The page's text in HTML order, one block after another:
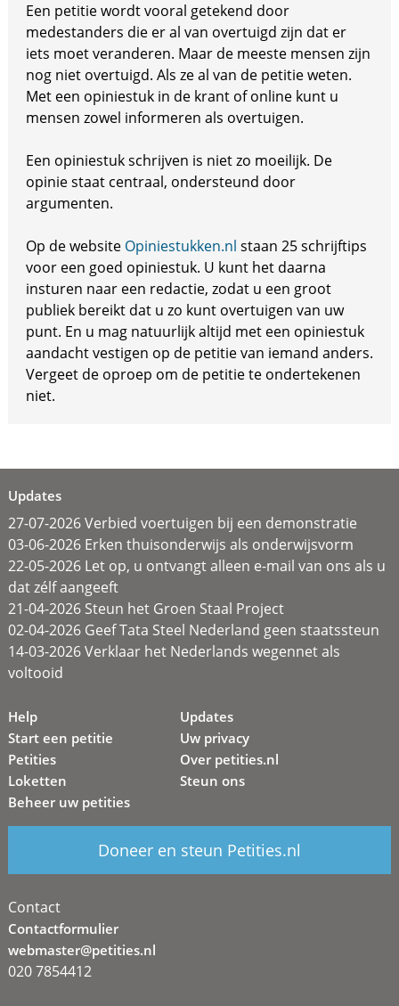
Een petitie wordt vooral getekend door
medestanders die er al van overtuigd zijn dat er
iets moet veranderen. Maar de meeste mensen zijn
nog niet overtuigd. Als ze al van de petitie weten.
Met een opiniestuk in de krant of online kunt u
mensen zowel informeren als overtuigen.
Een opiniestuk schrijven is niet zo moeilijk. De
opinie staat centraal, ondersteund door
argumenten.
Op de website Opiniestukken.nl staan 25 schrijftips
voor een goed opiniestuk. U kunt het daarna
insturen naar een redactie, zodat u een groot
publiek bereikt dat u zo kunt overtuigen van uw
punt. En u mag natuurlijk altijd met een opiniestuk
aandacht vestigen op de petitie van iemand anders.
Vergeet de oproep om de petitie te ondertekenen
niet.
Updates
27-07-2026 Verbied voertuigen bij een demonstratie
03-06-2026 Erken thuisonderwijs als onderwijsvorm
22-05-2026 Let op, u ontvangt alleen e-mail van ons als u
dat zélf aangeeft
21-04-2026 Steun het Groen Staal Project
02-04-2026 Geef Tata Steel Nederland geen staatssteun
14-03-2026 Verklaar het Nederlands wegennet als
voltooid
Help
Start een petitie
Petities
Loketten
Beheer uw petities
Updates
Uw privacy
Over petities.nl
Steun ons
Doneer en steun Petities.nl
Contact
Contactformulier
webmaster@petities.nl
020 7854412